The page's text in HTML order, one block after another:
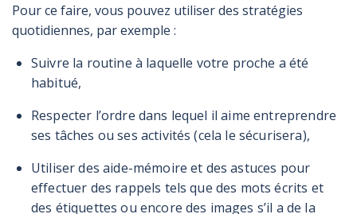
Pour ce faire, vous pouvez utiliser des stratégies
quotidiennes, par exemple :
Suivre la routine à laquelle votre proche a été
habitué,
Respecter l’ordre dans lequel il aime entreprendre
ses tâches ou ses activités (cela le sécurisera),
Utiliser des aide-mémoire et des astuces pour
effectuer des rappels tels que des mots écrits et
des étiquettes ou encore des images s’il a de la